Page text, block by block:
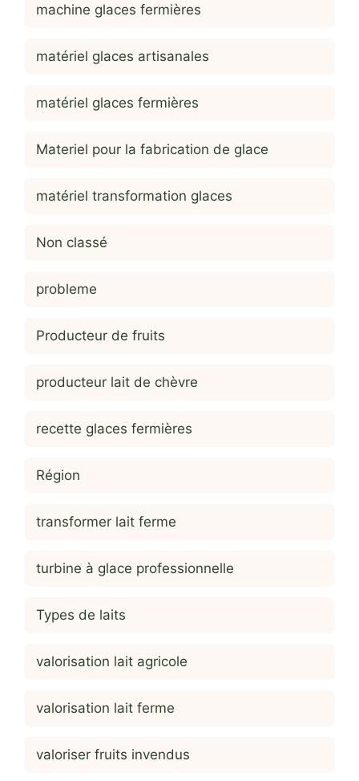
machine glaces fermières
matériel glaces artisanales
matériel glaces fermières
Materiel pour la fabrication de glace
matériel transformation glaces
Non classé
probleme
Producteur de fruits
producteur lait de chèvre
recette glaces fermières
Région
transformer lait ferme
turbine à glace professionnelle
Types de laits
valorisation lait agricole
valorisation lait ferme
valoriser fruits invendus